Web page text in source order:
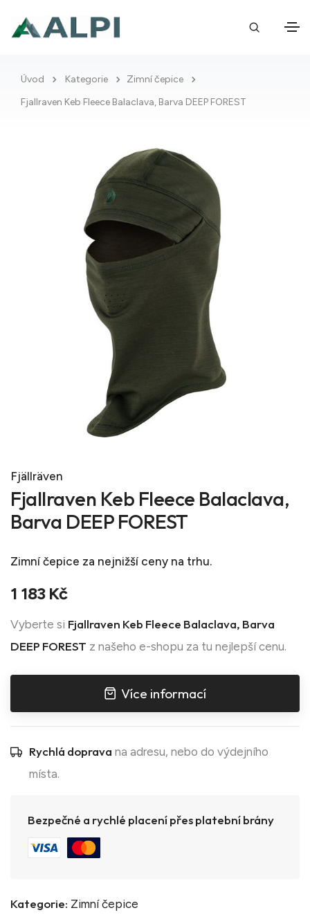
Úvod Kategorie
Zimní čepice
Fjallraven Keb Fleece Balaclava, Barva DEEP FOREST
Fjällräven
Fjallraven Keb Fleece Balaclava,
Barva DEEP FOREST
Zimní čepice za nejnižší ceny na trhu.
1 183 Kč
Vyberte si Fjallraven Keb Fleece Balaclava, Barva
DEEP FOREST z našeho e-shopu za tu nejlepší cenu.
Více informací
Rychlá doprava na adresu, nebo do výdejního
místa.
Bezpečné a rychlé placení přes platební brány
Kategorie: Zimní čepice